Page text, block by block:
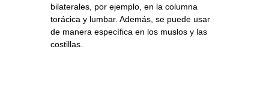
bilaterales, por ejemplo, en la columna
torácica y lumbar. Además, se puede usar
de manera específica en los muslos y las
costillas.